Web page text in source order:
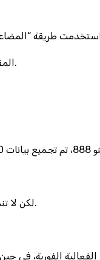
المقارنة مع ستار بوست غير مناسبة؛ فالسرعة التي يطلق بها الفاصلة لا علاقة لها بالاستراتيجية التي تحتاج إلى الصبر على مدار 20 دقيقة.
لكن لا تنخدع بأن “الهدايا” المجانية ستغنيك؛ إذا كان الكازينو يقدم 10 دوران مجانية، فإن القيمة المتوقعة لهذه الدورات تقارب 0.6 درهم فقط.